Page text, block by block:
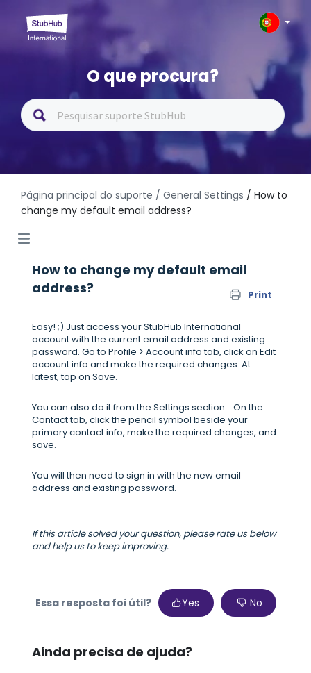
O que procura?
Página principal do suporte / General Settings / How to
change my default email address?
How to change my default email
address?
Print
Easy! ;) Just access your StubHub International
account with the current email address and existing
password. Go to Profile > Account info tab, click on Edit
account info and make the required changes. At
latest, tap on Save.
You can also do it from the Settings section... On the
Contact tab, click the pencil symbol beside your
primary contact info, make the required changes, and
save.
You will then need to sign in with the new email
address and existing password.
If this article solved your question, please rate us below
and help us to keep improving.
Essa resposta foi útil? Yes No
Ainda precisa de ajuda?